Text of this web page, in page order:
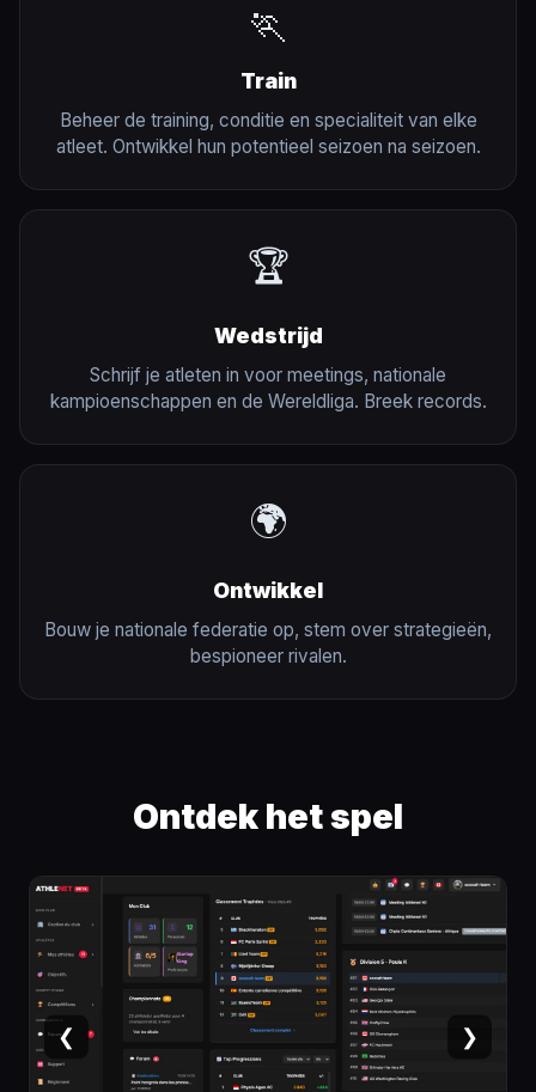
🏃
Train
Beheer de training, conditie en specialiteit van elke
atleet. Ontwikkel hun potentieel seizoen na seizoen.
🏆
Wedstrijd
Schrijf je atleten in voor meetings, nationale
kampioenschappen en de Wereldliga. Breek records.
🌍
Ontwikkel
Bouw je nationale federatie op, stem over strategieën,
bespioneer rivalen.
Ontdek het spel
❮ ❯